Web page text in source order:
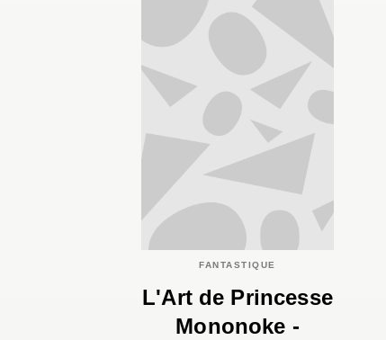
FANTASTIQUE
L'Art de Princesse
Mononoke -